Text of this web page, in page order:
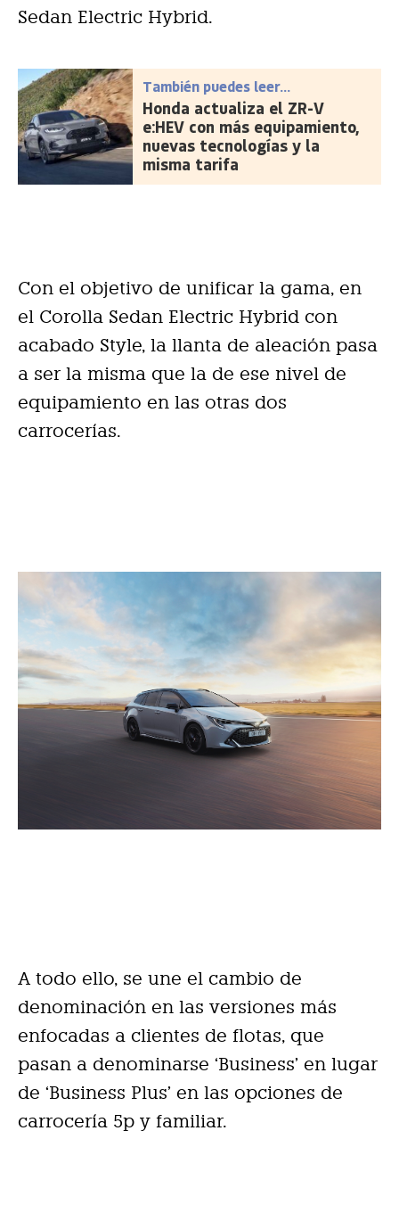
Sedan Electric Hybrid.
También puedes leer...
Honda actualiza el ZR-V
e:HEV con más equipamiento,
nuevas tecnologías y la
misma tarifa
Con el objetivo de unificar la gama, en
el Corolla Sedan Electric Hybrid con
acabado Style, la llanta de aleación pasa
a ser la misma que la de ese nivel de
equipamiento en las otras dos
carrocerías.
A todo ello, se une el cambio de
denominación en las versiones más
enfocadas a clientes de flotas, que
pasan a denominarse ‘Business’ en lugar
de ‘Business Plus’ en las opciones de
carrocería 5p y familiar.